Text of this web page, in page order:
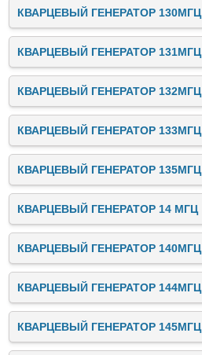
КВАРЦЕВЫЙ ГЕНЕРАТОР 130МГЦ
КВАРЦЕВЫЙ ГЕНЕРАТОР 131МГЦ
КВАРЦЕВЫЙ ГЕНЕРАТОР 132МГЦ
КВАРЦЕВЫЙ ГЕНЕРАТОР 133МГЦ
КВАРЦЕВЫЙ ГЕНЕРАТОР 135МГЦ
КВАРЦЕВЫЙ ГЕНЕРАТОР 14 МГЦ
КВАРЦЕВЫЙ ГЕНЕРАТОР 140МГЦ
КВАРЦЕВЫЙ ГЕНЕРАТОР 144МГЦ
КВАРЦЕВЫЙ ГЕНЕРАТОР 145МГЦ